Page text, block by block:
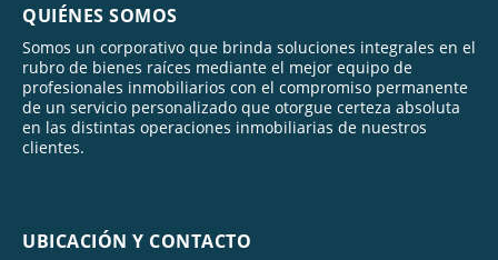
QUIÉNES SOMOS
Somos un corporativo que brinda soluciones integrales en el
rubro de bienes raíces mediante el mejor equipo de
profesionales inmobiliarios con el compromiso permanente
de un servicio personalizado que otorgue certeza absoluta
en las distintas operaciones inmobiliarias de nuestros
clientes.
UBICACIÓN Y CONTACTO